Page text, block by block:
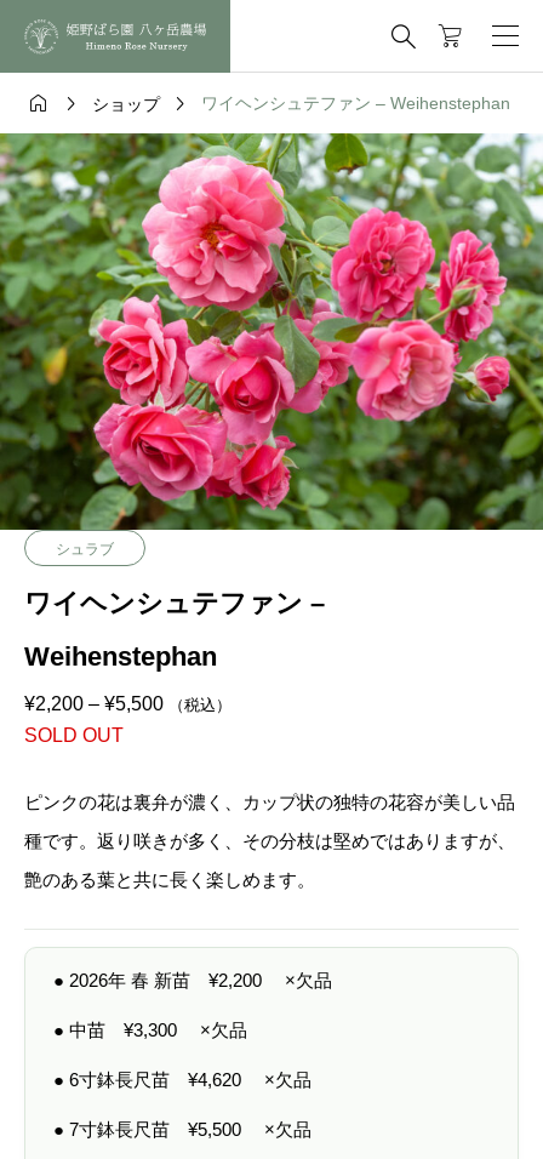

  ショップ  ワイヘンシュテファン – Weihenstephan
シュラブ
ワイヘンシュテファン –
Weihenstephan
¥2,200 – ¥5,500価
2
2
0
5
,
5
0
（税込）
SOLD OUT
ピンクの花は裏弁が濃く、カップ状の独特の花容が美しい品
種です。返り咲きが多く、その分枝は堅めではありますが、
艶のある葉と共に長く楽しめます。
● 2026年 春 新苗 ¥2,200 ×欠品
● 中苗 ¥3,300 ×欠品
● 6寸鉢長尺苗 ¥4,620 ×欠品
● 7寸鉢長尺苗 ¥5,500 ×欠品